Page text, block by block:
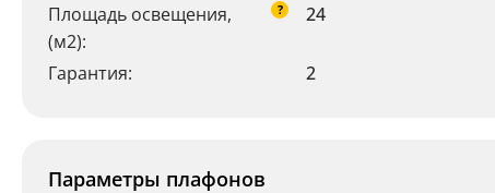
Площадь освещения,
(м2):
? 24
Гарантия: 2
Параметры плафонов